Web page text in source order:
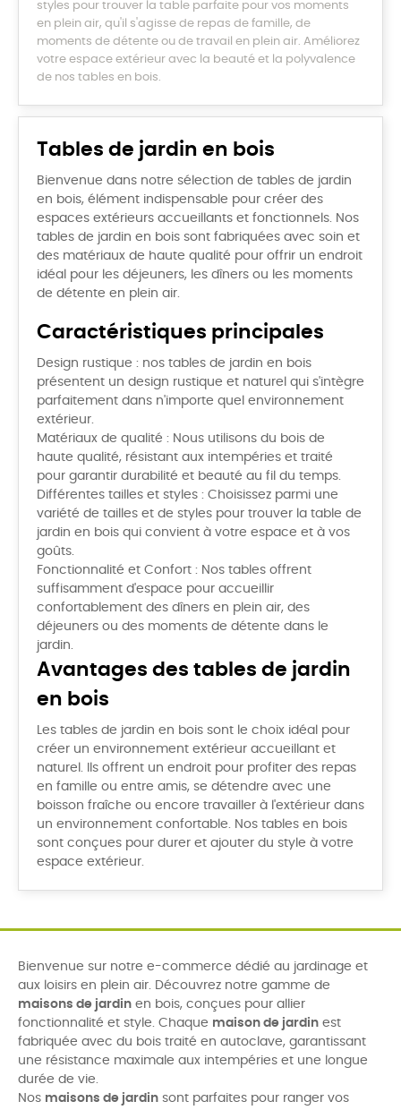
styles pour trouver la table parfaite pour vos moments
en plein air, qu'il s'agisse de repas de famille, de
moments de détente ou de travail en plein air. Améliorez
votre espace extérieur avec la beauté et la polyvalence
de nos tables en bois.
Tables de jardin en bois
Bienvenue dans notre sélection de tables de jardin
en bois, élément indispensable pour créer des
espaces extérieurs accueillants et fonctionnels. Nos
tables de jardin en bois sont fabriquées avec soin et
des matériaux de haute qualité pour offrir un endroit
idéal pour les déjeuners, les dîners ou les moments
de détente en plein air.
Caractéristiques principales
Design rustique : nos tables de jardin en bois
présentent un design rustique et naturel qui s'intègre
parfaitement dans n'importe quel environnement
extérieur.
Matériaux de qualité : Nous utilisons du bois de
haute qualité, résistant aux intempéries et traité
pour garantir durabilité et beauté au fil du temps.
Différentes tailles et styles : Choisissez parmi une
variété de tailles et de styles pour trouver la table de
jardin en bois qui convient à votre espace et à vos
goûts.
Fonctionnalité et Confort : Nos tables offrent
suffisamment d'espace pour accueillir
confortablement des dîners en plein air, des
déjeuners ou des moments de détente dans le
jardin.
Avantages des tables de jardin
en bois
Les tables de jardin en bois sont le choix idéal pour
créer un environnement extérieur accueillant et
naturel. Ils offrent un endroit pour profiter des repas
en famille ou entre amis, se détendre avec une
boisson fraîche ou encore travailler à l'extérieur dans
un environnement confortable. Nos tables en bois
sont conçues pour durer et ajouter du style à votre
espace extérieur.
Bienvenue sur notre e-commerce dédié au jardinage et
aux loisirs en plein air. Découvrez notre gamme de
maisons de jardin en bois, conçues pour allier
fonctionnalité et style. Chaque maison de jardin est
fabriquée avec du bois traité en autoclave, garantissant
une résistance maximale aux intempéries et une longue
durée de vie.
Nos maisons de jardin sont parfaites pour ranger vos